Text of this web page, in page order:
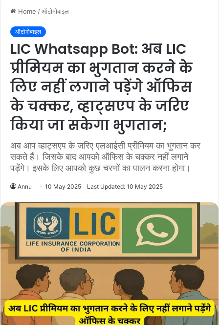
Home /ऑटोमोबाइल
ऑटोमोबाइल
LIC Whatsapp Bot: अब LIC
प्रीमियम का भुगतान करने के
लिए नहीं लगाने पड़ेंगे ऑफिस
के चक्कर, व्हाट्सएप के जरिए
किया जा सकेगा भुगतान;
अब आप व्हाट्सएप के जरिए एलआईसी प्रीमियम का भुगतान कर
सकते हैं। जिसके बाद आपको ऑफिस के चक्कर नहीं लगाने
पड़ेंगे। इसके लिए आपको कुछ चरणों का पालन करना होगा।
Annu 10 May 2025 Last Updated: 10 May 2025